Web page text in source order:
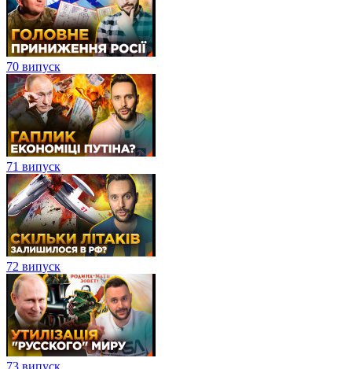
70 випуск
71 випуск
72 випуск
73 випуск